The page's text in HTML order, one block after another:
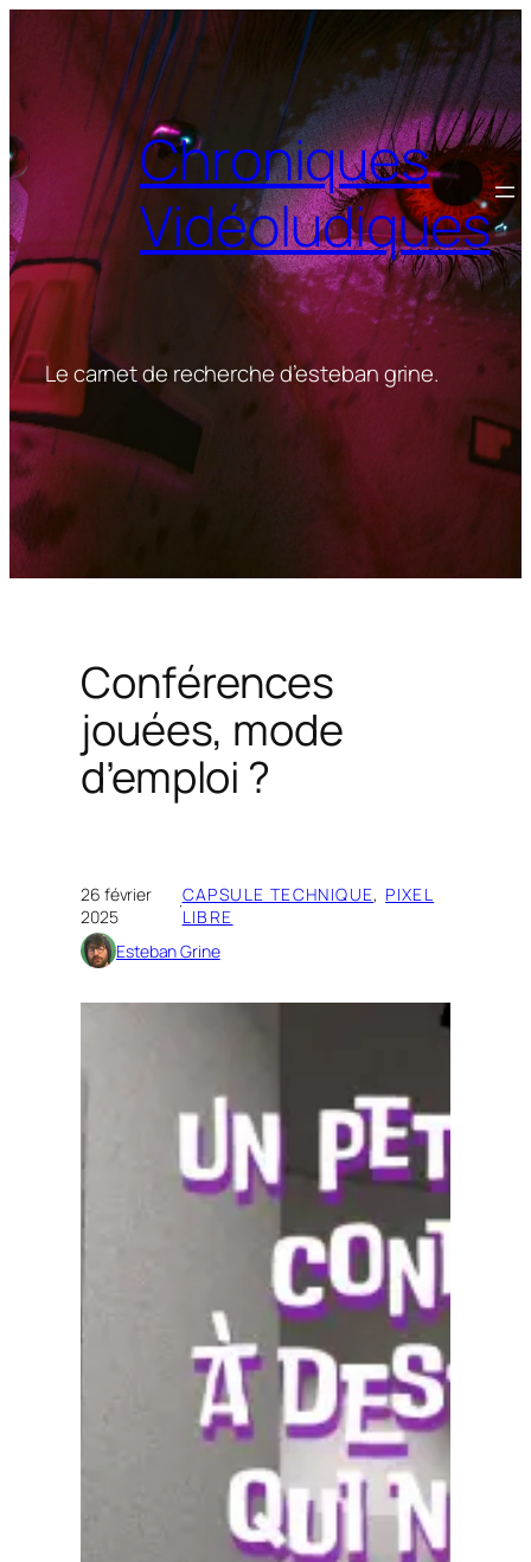
Chroniques
Vidéoludiques
Le carnet de recherche d’esteban grine.
Conférences
jouées, mode
d’emploi ?
26 février
2025
·CAPSULE TECHNIQUE, PIXEL
LIBRE
Esteban Grine